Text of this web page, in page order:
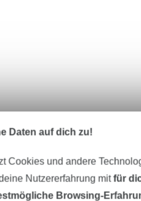
Daten auf dich zu!
Cookies und andere
Nutzererfahrung mitfür
Browsing-